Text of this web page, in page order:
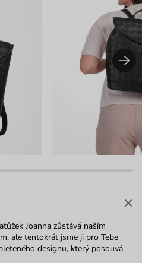
Joanna zůstává naším
ale tentokrát jsme ji pro Tebe
designu, který posouvá